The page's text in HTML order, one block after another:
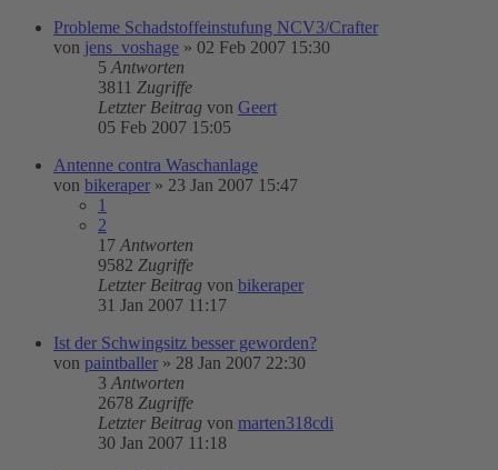
Probleme Schadstoffeinstufung NCV3/Crafter
von jens_voshage » 02 Feb 2007 15:30
5 Antworten
3811 Zugriffe
Letzter Beitrag von Geert
05 Feb 2007 15:05
Antenne contra Waschanlage
von bikeraper » 23 Jan 2007 15:47
1
2
17 Antworten
9582 Zugriffe
Letzter Beitrag von bikeraper
31 Jan 2007 11:17
Ist der Schwingsitz besser geworden?
von paintballer » 28 Jan 2007 22:30
3 Antworten
2678 Zugriffe
Letzter Beitrag von marten318cdi
30 Jan 2007 11:18